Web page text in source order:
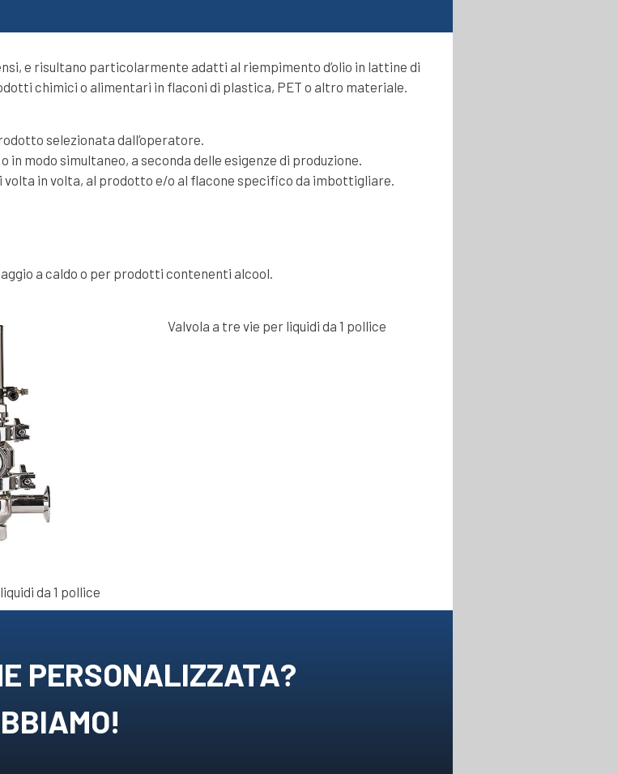
e risultano particolarmente adatti al riempimento d’olio in lattine di
chimici o alimentari in flaconi di plastica, PET o altro materiale.
selezionata dall’operatore.
modo simultaneo, a seconda delle esigenze di produzione.
in volta, al prodotto e/o al flacone specifico da imbottigliare.
a caldo o per prodotti contenenti alcool.
da 1 pollice
Valvola a tre vie per liquidi da 1 pollice
PERSONALIZZATA?